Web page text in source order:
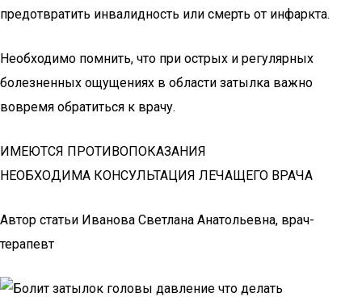
предотвратить инвалидность или смерть от инфаркта.
Необходимо помнить, что при острых и регулярных
болезненных ощущениях в области затылка важно
вовремя обратиться к врачу.
ИМЕЮТСЯ ПРОТИВОПОКАЗАНИЯ
НЕОБХОДИМА КОНСУЛЬТАЦИЯ ЛЕЧАЩЕГО ВРАЧА
Автор статьи Иванова Светлана Анатольевна, врач-
терапевт